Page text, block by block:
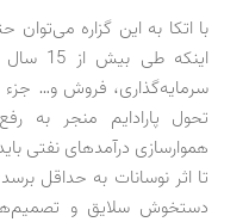
با اتکا به این گزاره می‌توان
اینکه
سرمایه‌گذاری، فروش و‌… جزء
تحول پارادایم منجر به
هموارسازی درآمدهای نفتی
تا اثر نوسانات به حداقل
دستخوش سلایق و